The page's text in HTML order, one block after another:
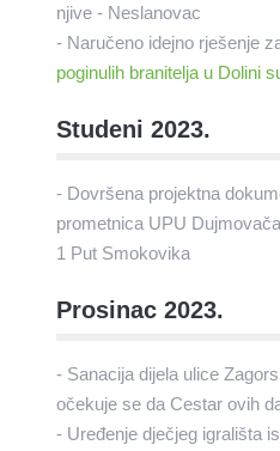
njive - Neslanovac
- Naručeno idejno rješenje
poginulih branitelja u Dolini
Studeni 2023.
- Dovršena projektna
prometnica UPU
1 Put Smokovika
Prosinac 2023.
- Sanacija dijela ulice
očekuje se da Cestar ovih
- Uređenje dječjeg igrališta